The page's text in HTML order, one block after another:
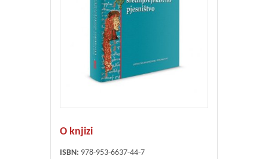
O knjizi
ISBN: 978-953-6637-44-7